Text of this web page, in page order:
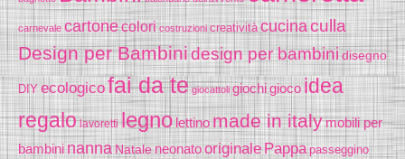
carnevale cartonecolori costruzioni creatività cucinaculla
Design per Bambinidesign per bambinidisegno
DIY ecologicofai da te giocattoli giochigioco idea
regalo lavoretti legno lettinomade in italymobili per
bambininannaNataleneonatooriginale Pappa passeggino